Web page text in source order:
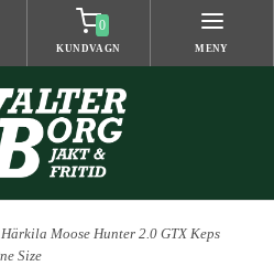
0
KUNDVAGN MENY
Moose Hunter 2.0 GTX Keps
Size